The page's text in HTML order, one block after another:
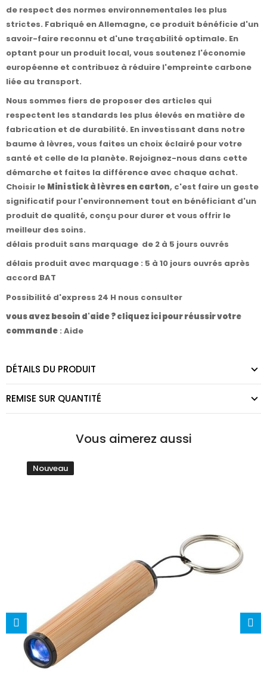
de respect des normes environnementales les plus
strictes. Fabriqué en Allemagne, ce produit bénéficie d'un
savoir-faire reconnu et d'une traçabilité optimale. En
optant pour un produit local, vous soutenez l'économie
européenne et contribuez à réduire l'empreinte carbone
liée au transport.
Nous sommes fiers de proposer des articles qui
respectent les standards les plus élevés en matière de
fabrication et de durabilité. En investissant dans notre
baume à lèvres, vous faites un choix éclairé pour votre
santé et celle de la planète. Rejoignez-nous dans cette
démarche et faites la différence avec chaque achat.
Choisir le Mini stick à lèvres en carton, c'est faire un geste
significatif pour l'environnement tout en bénéficiant d'un
produit de qualité, conçu pour durer et vous offrir le
meilleur des soins.
délais produit sans marquage de 2 à 5 jours ouvrés
délais produit avec marquage : 5 à 10 jours ouvrés après
accord BAT
Possibilité d'express 24 H nous consulter
vous avez besoin d'aide ? cliquez ici pour réussir votre
commande : Aide
DÉTAILS DU PRODUIT
REMISE SUR QUANTITÉ
Vous aimerez aussi
Nouveau